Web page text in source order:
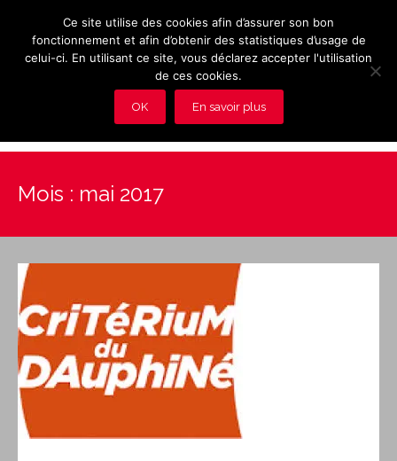
Vidéos
Adhérez au Club
Mois : mai 2017
Ce site utilise des cookies afin d’assurer son bon
fonctionnement et afin d’obtenir des statistiques d’usage de
celui-ci. En utilisant ce site, vous déclarez accepter l'utilisation
de ces cookies.
OK En savoir plus